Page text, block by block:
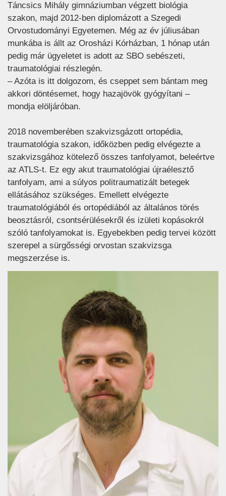
Táncsics Mihály gimnáziumban végzett biológia
szakon, majd 2012-ben diplomázott a Szegedi
Orvostudományi Egyetemen. Még az év júliusában
munkába is állt az Orosházi Kórházban, 1 hónap után
pedig már ügyeletet is adott az SBO sebészeti,
traumatológiai részlegén.
– Azóta is itt dolgozom, és cseppet sem bántam meg
akkori döntésemet, hogy hazajövök gyógyítani –
mondja elöljáróban.
2018 novemberében szakvizsgázott ortopédia,
traumatológia szakon, időközben pedig elvégezte a
szakvizsgához kötelező összes tanfolyamot, beleértve
az ATLS-t. Ez egy akut traumatológiai újraélesztő
tanfolyam, ami a súlyos politraumatizált betegek
ellátásához szükséges. Emellett elvégezte
traumatológiából és ortopédiából az általános törés
beosztásról, csontsérülésekről és izületi kopásokról
szóló tanfolyamokat is. Egyebekben pedig tervei között
szerepel a sürgősségi orvostan szakvizsga
megszerzése is.